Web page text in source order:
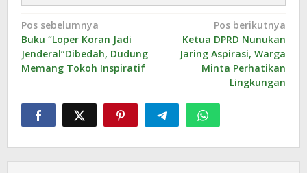
Navigasi
pos
Pos sebelumnya
Buku “Loper Koran Jadi
Jenderal”Dibedah, Dudung
Memang Tokoh Inspiratif
Pos berikutnya
Ketua DPRD Nunukan
Jaring Aspirasi, Warga
Minta Perhatikan
Lingkungan